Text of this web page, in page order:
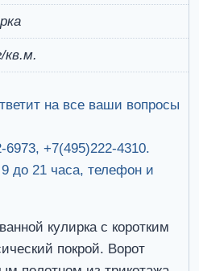
кв.м.
на все ваши вопросы
6973, +7(495)222-4310.
до 21 часа, телефон и
кулирка с коротким
покрой. Ворот